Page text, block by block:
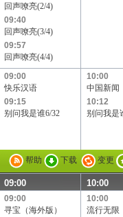
回声嘹亮(2/4)
09:40
回声嘹亮(3/4)
09:57
回声嘹亮(4/4)
09:00
快乐汉语
09:15
别问我是谁6/32
10:00
中国新闻
10:12
别问我是
帮助 下载 变更
09:00 10:00
09:00
寻宝（海外版）
10:00
流行无限